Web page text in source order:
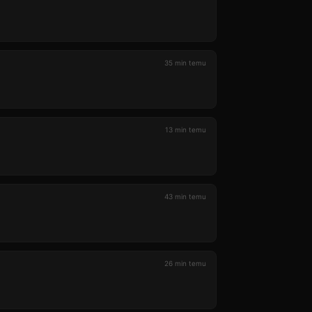
35 min temu
13 min temu
43 min temu
26 min temu